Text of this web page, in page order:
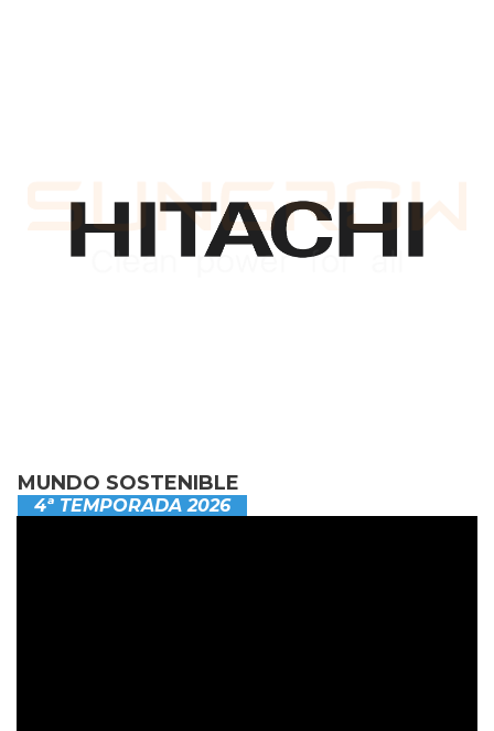
MUNDO SOSTENIBLE
4ª TEMPORADA 2026